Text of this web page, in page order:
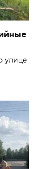
улице